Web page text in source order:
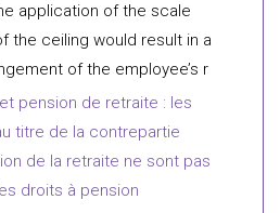
application of the scale
the ceiling would result in a
of the employee’s r
pension de retraite : les
titre de la contrepartie
de la retraite ne sont pas
droits à pension